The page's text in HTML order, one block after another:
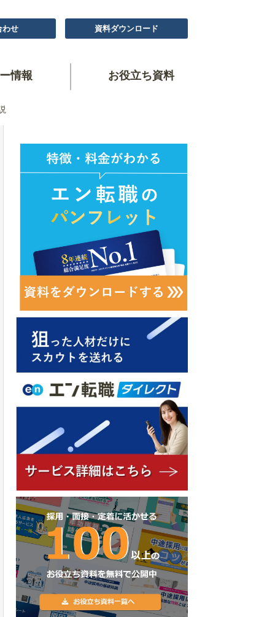
わせ 資料ダウンロード
情報 お役立ち資料